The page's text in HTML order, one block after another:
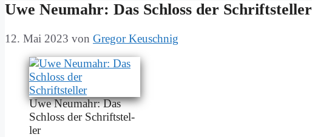
Uwe Neu­mahr: Das Schloss der Schrift­stel­ler
12. Mai 2023 von Gregor Keuschnig
Uwe Neu­mahr: Das
Schloss der Schrift­stel­
ler